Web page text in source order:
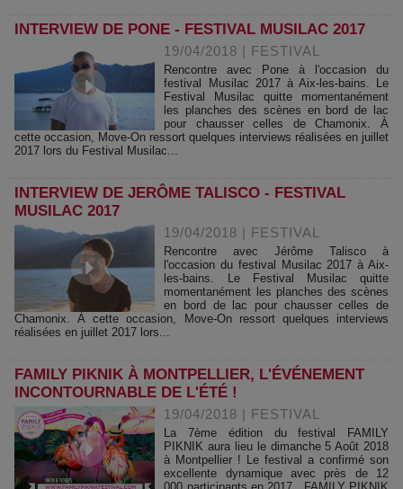
INTERVIEW DE PONE - FESTIVAL MUSILAC 2017
19/04/2018 | FESTIVAL
Rencontre avec Pone à l'occasion du
festival Musilac 2017 à Aix-les-bains. Le
Festival Musilac quitte momentanément
les planches des scènes en bord de lac
pour chausser celles de Chamonix. À
cette occasion, Move-On ressort quelques interviews réalisées en juillet
2017 lors du Festival Musilac...
INTERVIEW DE JERÔME TALISCO - FESTIVAL
MUSILAC 2017
19/04/2018 | FESTIVAL
Rencontre avec Jérôme Talisco à
l'occasion du festival Musilac 2017 à Aix-
les-bains. Le Festival Musilac quitte
momentanément les planches des scènes
en bord de lac pour chausser celles de
Chamonix. À cette occasion, Move-On ressort quelques interviews
réalisées en juillet 2017 lors...
FAMILY PIKNIK À MONTPELLIER, L'ÉVÉNEMENT
INCONTOURNABLE DE L'ÉTÉ !
19/04/2018 | FESTIVAL
La 7ème édition du festival FAMILY
PIKNIK aura lieu le dimanche 5 Août 2018
à Montpellier ! Le festival a confirmé son
excellente dynamique avec près de 12